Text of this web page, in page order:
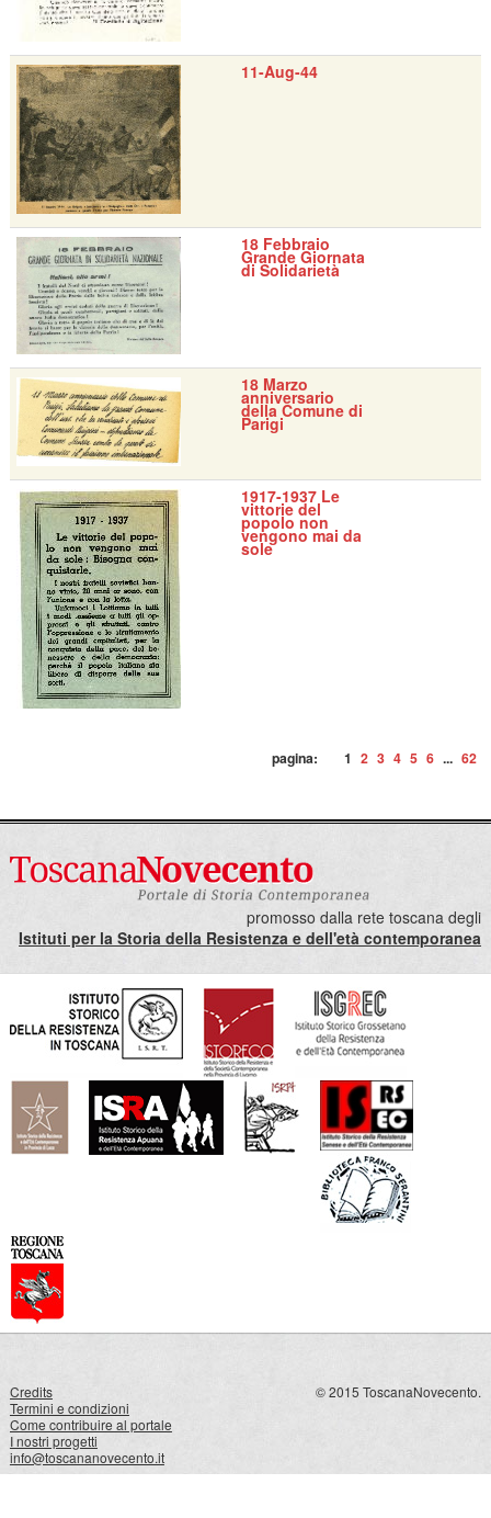
11-Aug-44
18 Febbraio
Grande Giornata
di Solidarietà
18 Marzo
anniversario
della Comune di
Parigi
1917-1937 Le
vittorie del
popolo non
vengono mai da
sole
pagina: 1 2 3 4 5 6 ... 62
promosso dalla rete toscana degli
Istituti per la Storia della Resistenza e dell'età contemporanea
Credits
Termini e condizioni
Come contribuire al portale
I nostri progetti
info@toscananovecento.it
© 2015 ToscanaNovecento.